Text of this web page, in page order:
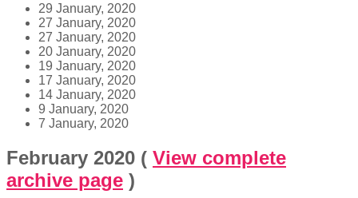
29 January, 2020
27 January, 2020
27 January, 2020
20 January, 2020
19 January, 2020
17 January, 2020
14 January, 2020
9 January, 2020
7 January, 2020
February 2020 ( View complete
archive page )